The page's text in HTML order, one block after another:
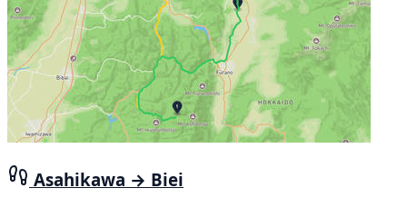
Asahikawa → Biei